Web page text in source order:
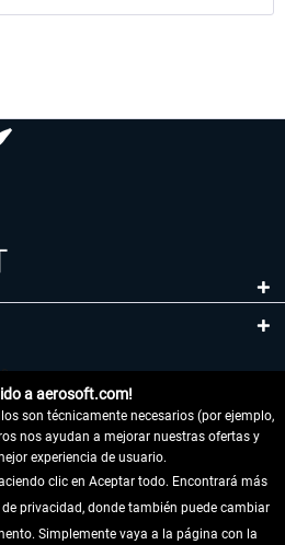
a aerosoft.com!
son técnicamente necesarios (por ejemplo,
nos ayudan a mejorar nuestras ofertas y
experiencia de usuario.
clic en Aceptar todo. Encontrará más
privacidad, donde también puede cambiar
Simplemente vaya a la página con la